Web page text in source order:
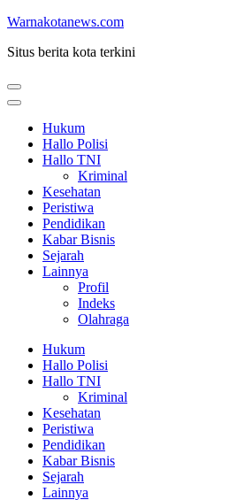
Lompat
konten
Enter)
Warnakotanews.com
Situs berita kota terkini
Hukum
Hallo Polisi
Hallo TNI
Kriminal
Kesehatan
Peristiwa
Pendidikan
Kabar Bisnis
Sejarah
Lainnya
Profil
Indeks
Olahraga
Hukum
Hallo Polisi
Hallo TNI
Kriminal
Kesehatan
Peristiwa
Pendidikan
Kabar Bisnis
Sejarah
Lainnya